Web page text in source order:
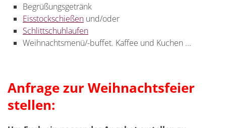
Begrüßungsgetränk
Eisstockschießen und/oder
Schlittschuhlaufen
Weihnachtsmenü/-buffet. Kaffee und Kuchen ...
Anfrage zur Weihnachtsfeier
stellen: